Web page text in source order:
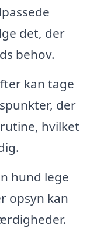
det, der
behov.
kan tage
der
hvilket
hund lege
opsyn kan